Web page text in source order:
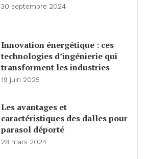
30 septembre 2024
Innovation énergétique : ces
technologies d’ingénierie qui
transforment les industries
19 juin 2025
Les avantages et
caractéristiques des dalles pour
parasol déporté
28 mars 2024